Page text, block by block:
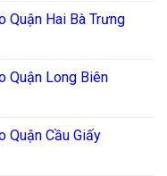
Quận Hai Bà Trưng
Quận Long Biên
Quận Cầu Giấy